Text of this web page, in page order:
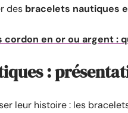
des bracelets nautiques
cordon en or ou argent :
:
leur histoire : les